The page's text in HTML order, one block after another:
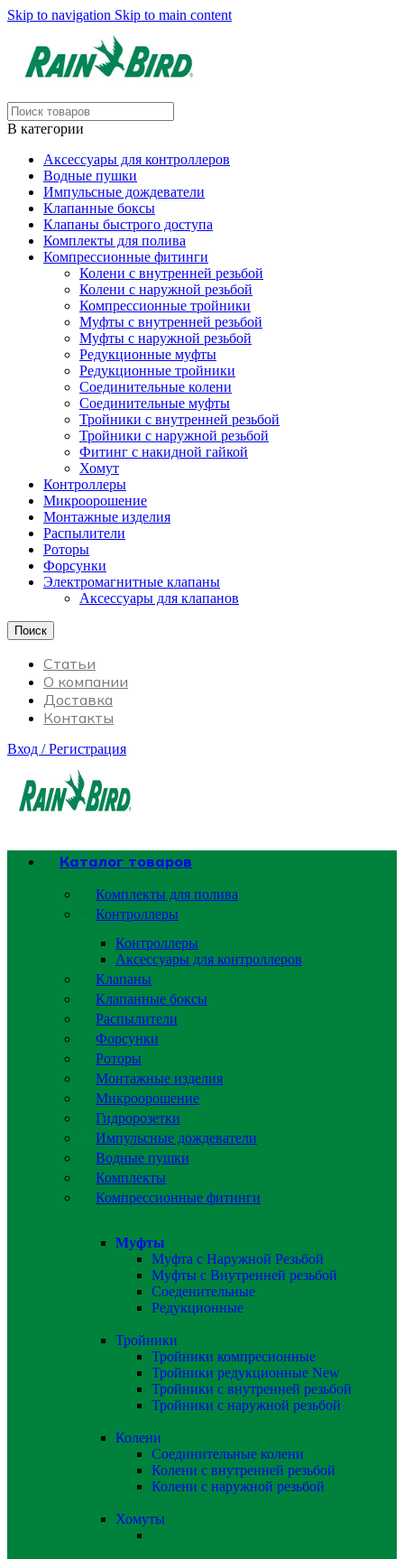
Skip to navigation Skip to main content
В категории
Аксессуары для контроллеров
Водные пушки
Импульсные дождеватели
Клапанные боксы
Клапаны быстрого доступа
Комплекты для полива
Компрессионные фитинги
Колени с внутренней резьбой
Колени с наружной резьбой
Компрессионные тройники
Муфты с внутренней резьбой
Муфты с наружной резьбой
Редукционные муфты
Редукционные тройники
Соединительные колени
Соединительные муфты
Тройники с внутренней резьбой
Тройники с наружной резьбой
Фитинг с накидной гайкой
Хомут
Контроллеры
Микроорошение
Монтажные изделия
Распылители
Роторы
Форсунки
Электромагнитные клапаны
Аксессуары для клапанов
Поиск
Статьи
О компании
Доставка
Контакты
Вход / Регистрация
Каталог товаров
Комплекты для полива
Контроллеры
Контроллеры
Аксессуары для контроллеров
Клапаны
Клапанные боксы
Распылители
Форсунки
Роторы
Монтажные изделия
Микроорошение
Гидророзетки
Импульсные дождеватели
Водные пушки
Комплекты
Компрессионные фитинги
Муфты
Муфта с Наружной Резьбой
Муфты с Внутренней резьбой
Соеденительные
Редукционные
Тройники
Тройники компресионные
Тройники редукционные New
Тройники с внутренней резьбой
Тройники с наружной резьбой
Колени
Соединительные колени
Колени с внутренней резьбой
Колени с наружной резьбой
Хомуты